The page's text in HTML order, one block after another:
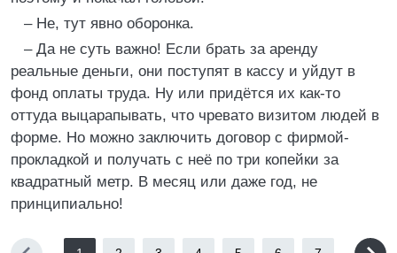
– Не, тут явно оборонка.
– Да не суть важно! Если брать за аренду
реальные деньги, они поступят в кассу и уйдут в
фонд оплаты труда. Ну или придётся их как-то
оттуда выцарапывать, что чревато визитом людей в
форме. Но можно заключить договор с фирмой-
прокладкой и получать с неё по три копейки за
квадратный метр. В месяц или даже год, не
принципиально!